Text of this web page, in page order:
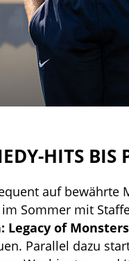
HITS BIS
auf
Sommer mit
Legacy of
Parallel dazu